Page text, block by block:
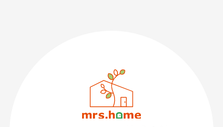
営業時間：月〜土 8:30 〜 17:30
日・祝 9:30 〜 17:30